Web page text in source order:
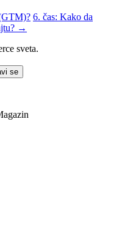
6. čas: Kako da
→
sveta.
se